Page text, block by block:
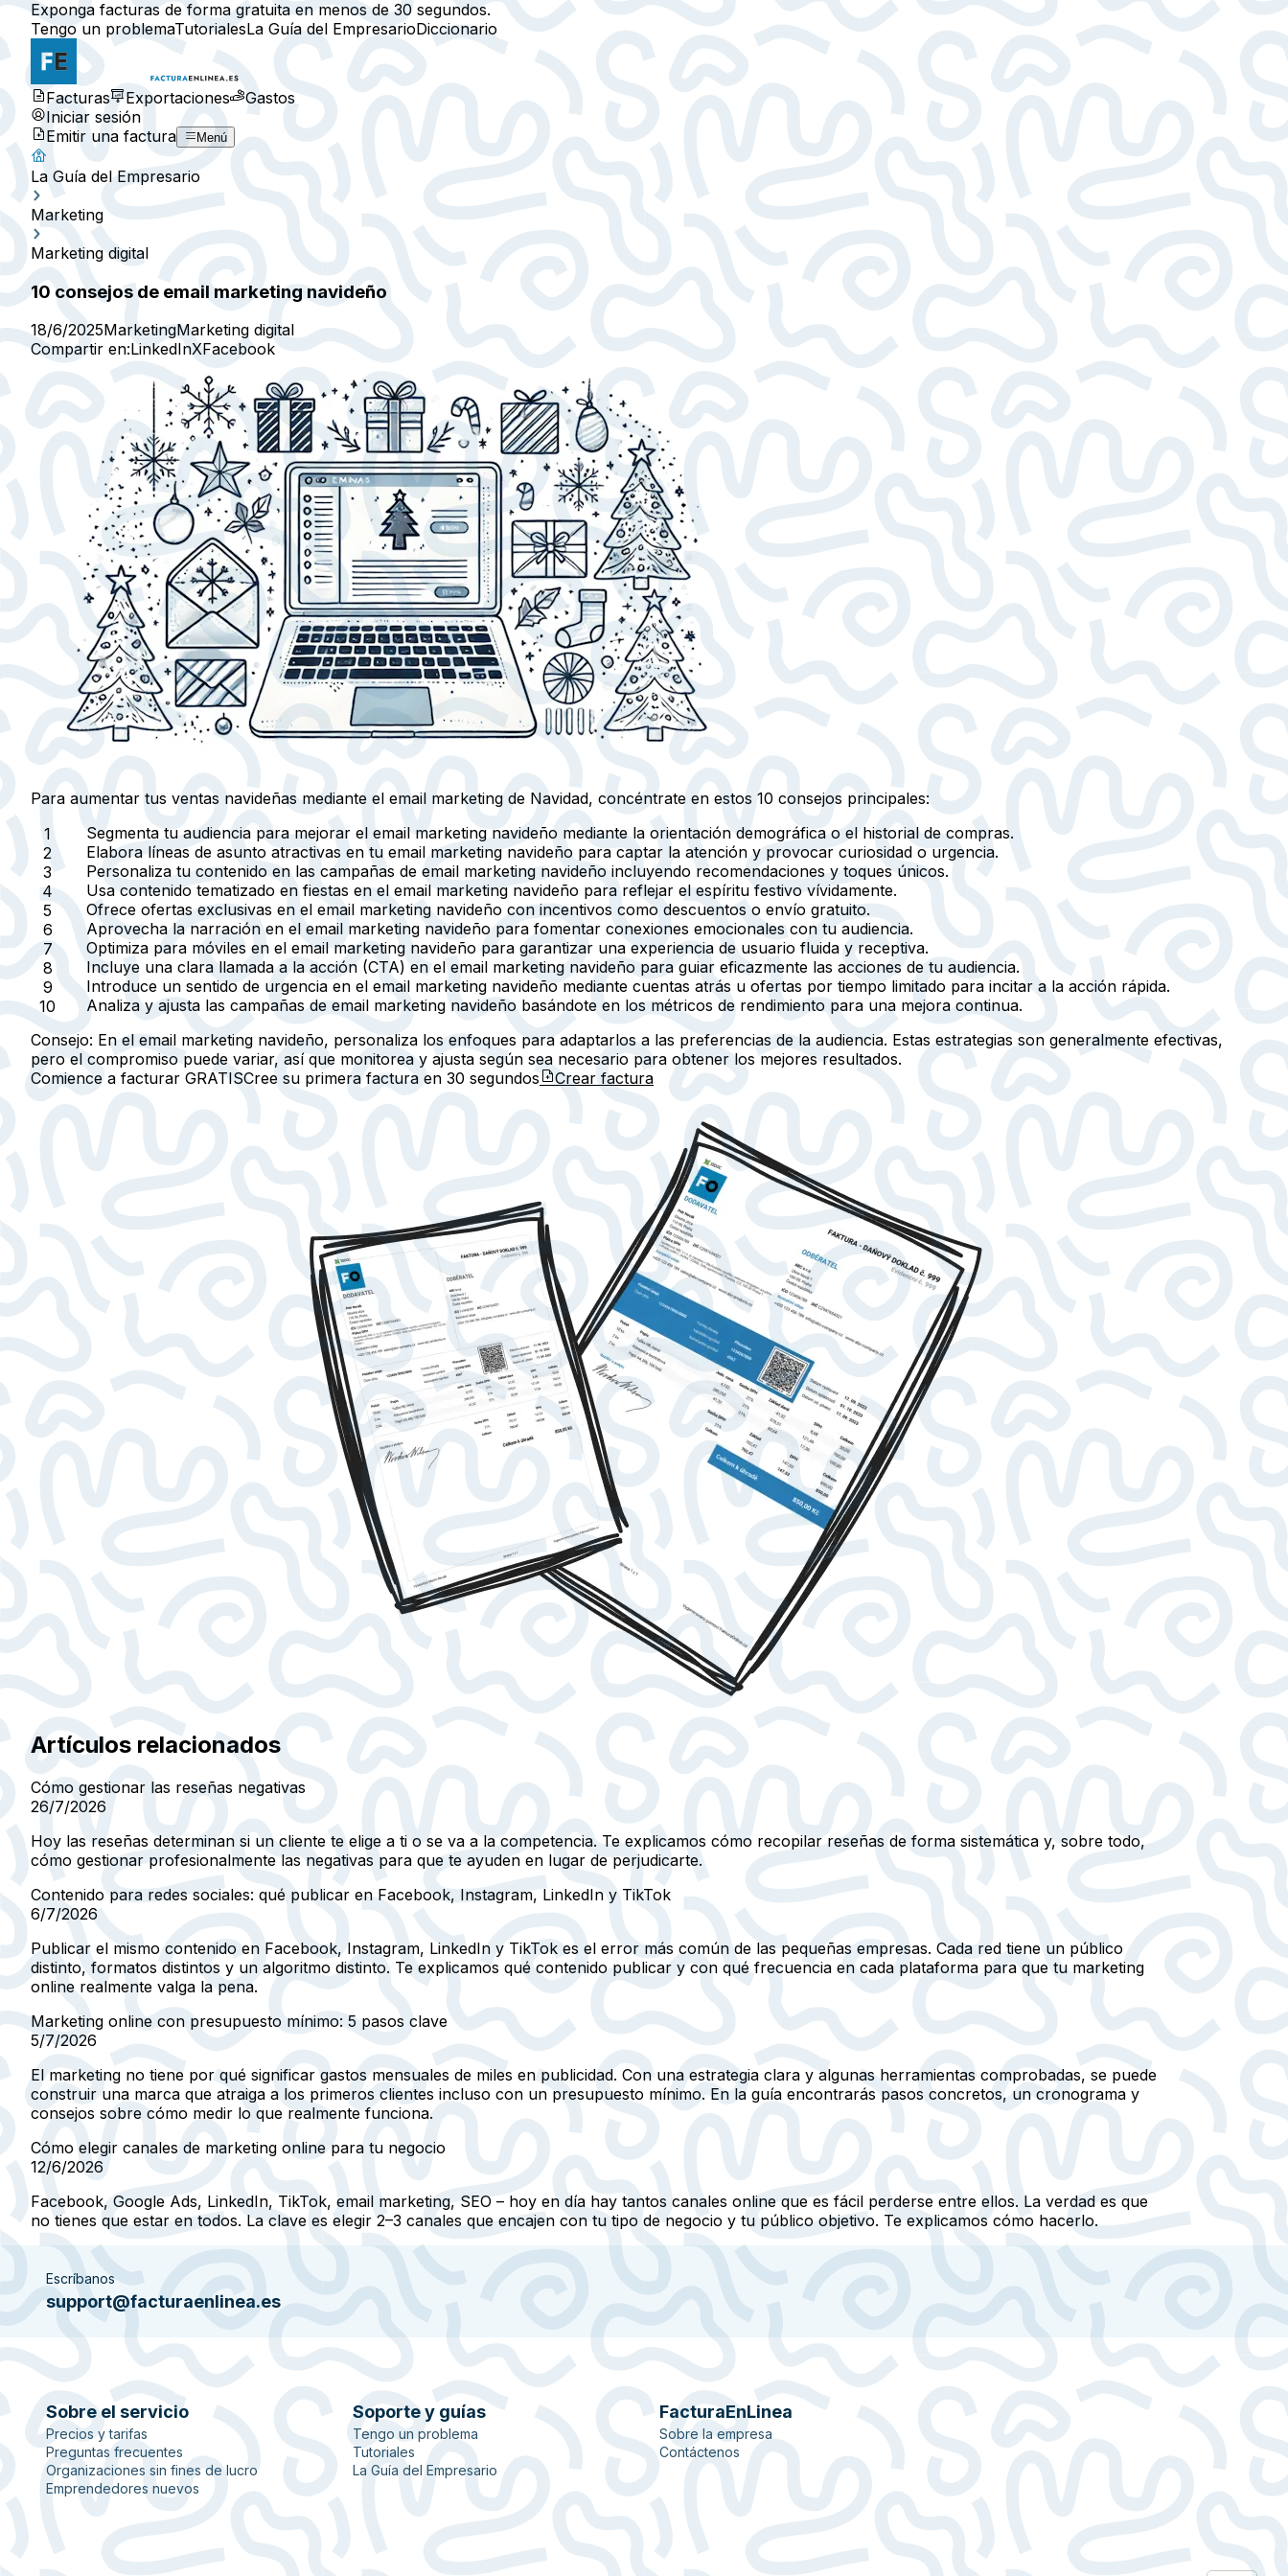
Exponga facturas de forma gratuita en menos de 30 segundos.
Tengo un problemaTutorialesLa Guía del EmpresarioDiccionario
Facturas Exportaciones
Gastos
Iniciar sesión
Emitir una factura
Menú
La Guía del Empresario
Marketing
Marketing digital
10 consejos de email marketing navideño
18/6/2025MarketingMarketing digital
Compartir en:LinkedInXFacebook
Para aumentar tus ventas navideñas mediante el email marketing de Navidad, concéntrate en estos 10 consejos principales:
Segmenta tu audiencia para mejorar el email marketing navideño mediante la orientación demográfica o el historial de compras.
Elabora líneas de asunto atractivas en tu email marketing navideño para captar la atención y provocar curiosidad o urgencia.
Personaliza tu contenido en las campañas de email marketing navideño incluyendo recomendaciones y toques únicos.
Usa contenido tematizado en fiestas en el email marketing navideño para reflejar el espíritu festivo vívidamente.
Ofrece ofertas exclusivas en el email marketing navideño con incentivos como descuentos o envío gratuito.
Aprovecha la narración en el email marketing navideño para fomentar conexiones emocionales con tu audiencia.
Optimiza para móviles en el email marketing navideño para garantizar una experiencia de usuario fluida y receptiva.
Incluye una clara llamada a la acción (CTA) en el email marketing navideño para guiar eficazmente las acciones de tu audiencia.
Introduce un sentido de urgencia en el email marketing navideño mediante cuentas atrás u ofertas por tiempo limitado para incitar a la acción rápida.
Analiza y ajusta las campañas de email marketing navideño basándote en los métricos de rendimiento para una mejora continua.
Consejo: En el email marketing navideño, personaliza los enfoques para adaptarlos a las preferencias de la audiencia. Estas estrategias son generalmente efectivas,
pero el compromiso puede variar, así que monitorea y ajusta según sea necesario para obtener los mejores resultados.
Comience a facturar GRATISCree su primera factura en 30 segundos Crear factura
Artículos relacionados
Cómo gestionar las reseñas negativas
26/7/2026
Hoy las reseñas determinan si un cliente te elige a ti o se va a la competencia. Te explicamos cómo recopilar reseñas de forma sistemática y, sobre todo,
cómo gestionar profesionalmente las negativas para que te ayuden en lugar de perjudicarte.
Contenido para redes sociales: qué publicar en Facebook, Instagram, LinkedIn y TikTok
6/7/2026
Publicar el mismo contenido en Facebook, Instagram, LinkedIn y TikTok es el error más común de las pequeñas empresas. Cada red tiene un público
distinto, formatos distintos y un algoritmo distinto. Te explicamos qué contenido publicar y con qué frecuencia en cada plataforma para que tu marketing
online realmente valga la pena.
Marketing online con presupuesto mínimo: 5 pasos clave
5/7/2026
El marketing no tiene por qué significar gastos mensuales de miles en publicidad. Con una estrategia clara y algunas herramientas comprobadas, se puede
construir una marca que atraiga a los primeros clientes incluso con un presupuesto mínimo. En la guía encontrarás pasos concretos, un cronograma y
consejos sobre cómo medir lo que realmente funciona.
Cómo elegir canales de marketing online para tu negocio
12/6/2026
Facebook, Google Ads, LinkedIn, TikTok, email marketing, SEO – hoy en día hay tantos canales online que es fácil perderse entre ellos. La verdad es que
no tienes que estar en todos. La clave es elegir 2–3 canales que encajen con tu tipo de negocio y tu público objetivo. Te explicamos cómo hacerlo.
Escríbanos
support@facturaenlinea.es
Sobre el servicio
Precios y tarifas
Preguntas frecuentes
Organizaciones sin fines de lucro
Emprendedores nuevos
Soporte y guías
Tengo un problema
Tutoriales
La Guía del Empresario
FacturaEnLinea
Sobre la empresa
Contáctenos